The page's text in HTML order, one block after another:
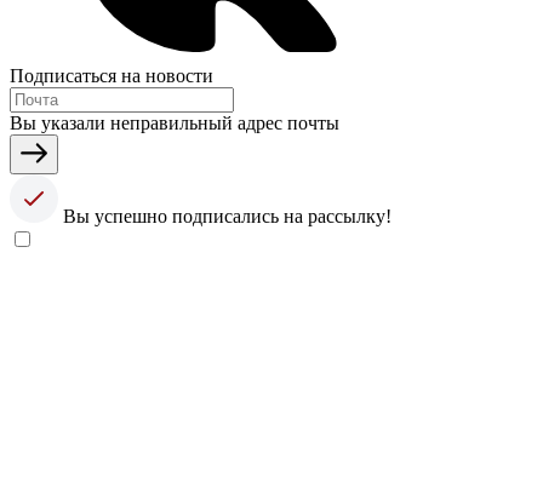
Подписаться на новости
Вы указали неправильный адрес почты
Вы успешно подписались на рассылку!